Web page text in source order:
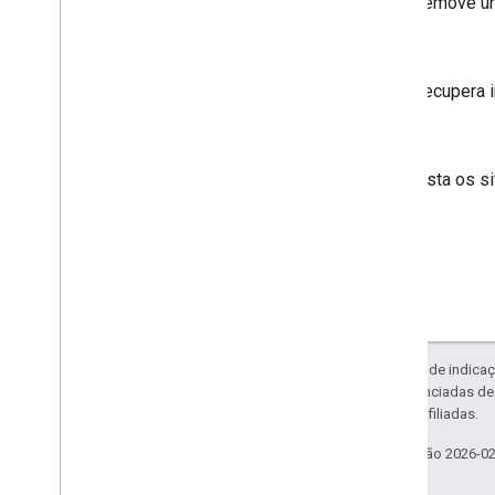
Lista os
Exceto em caso de
código são licenciadas
da Oracle e/ou afiliadas.
Última atualização 2026-